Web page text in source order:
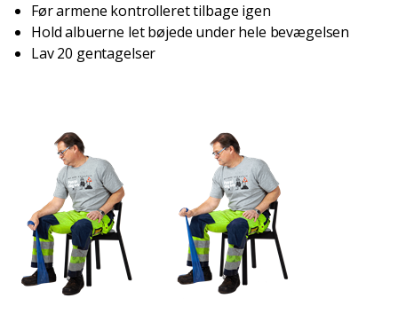
Før armene kontrolleret tilbage igen
Hold albuerne let bøjede under hele bevægelsen
Lav 20 gentagelser